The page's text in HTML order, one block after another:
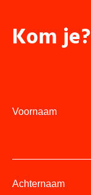
Kom je?
Voornaam
Achternaam